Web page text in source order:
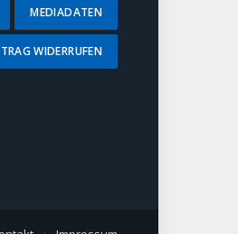
MEDIADATEN
WIDERRUFEN